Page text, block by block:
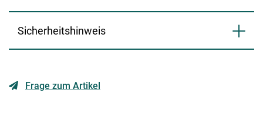
Sicherheitshinweis
Frage zum Artikel